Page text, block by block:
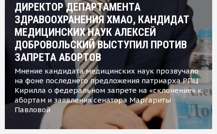
ДИРЕКТОР ДЕПАРТАМЕНТА
ЗДРАВООХРАНЕНИЯ ХМАО, КАНДИДАТ
МЕДИЦИНСКИХ НАУК АЛЕКСЕЙ
ДОБРОВОЛЬСКИЙ ВЫСТУПИЛ ПРОТИВ
ЗАПРЕТА АБОРТОВ
Мнение кандидата медицинских наук прозвучало
на фоне последнего предложения патриарха РПЦ
Кирилла о федеральном запрете на «склонение» к
абортам и заявления сенатора Маргариты
Павловой